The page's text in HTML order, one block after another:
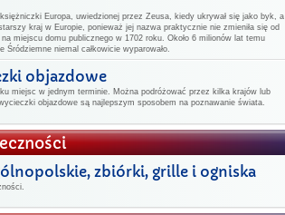
Europa, uwiedzionej przez Zeusa, kiedy ukrywał się jako byk, a
kraj w Europie, ponieważ jej nazwa praktycznie nie zmieniła się od
miejscu domu publicznego w 1702 roku. Około 6 milionów lat temu
niemal całkowicie wyparowało.
objazdowe
miejsc w jednym terminie. Można podróżować przez kilka krajów lub
objazdowe są najlepszym sposobem na poznawanie świata.
zbiórki, grille i ogniska